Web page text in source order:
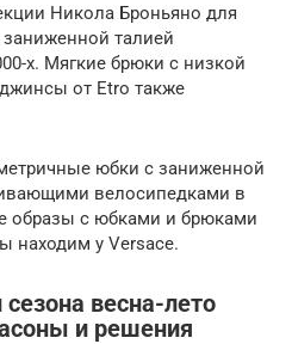
Никола Броньяно для
талией
х. Мягкие брюки с низкой
от Etro также
юбки с заниженной
велосипедками в
образы с юбками и брюками
находим у Versace.
весна-лето
и решения